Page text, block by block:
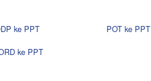
ke PPT POT ke PPT
ke PPT